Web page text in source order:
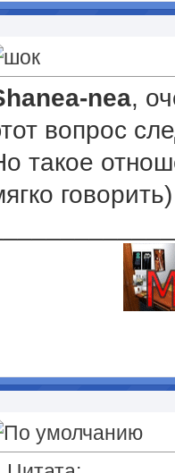
nea,
вопрос
такое